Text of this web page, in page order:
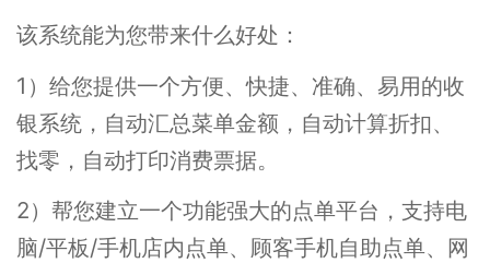
该系统能为您带来什么好处：
1）给您提供一个方便、快捷、准确、易用的收
银系统，自动汇总菜单金额，自动计算折扣、
找零，自动打印消费票据。
2）帮您建立一个功能强大的点单平台，支持电
脑/平板/手机店内点单、顾客手机自助点单、网